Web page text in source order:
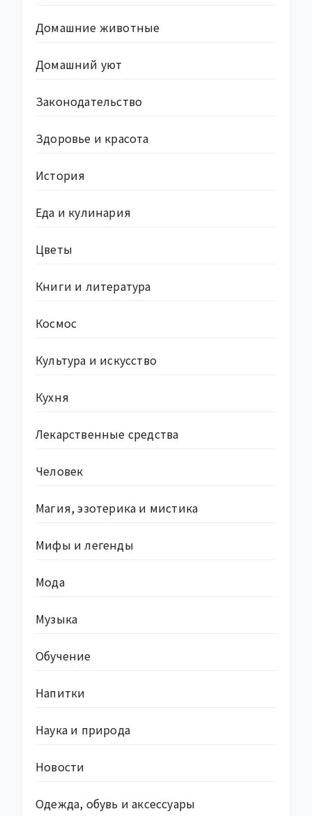
Домашние животные
Домашний уют
Законодательство
Здоровье и красота
История
Еда и кулинария
Цветы
Книги и литература
Космос
Культура и искусство
Кухня
Лекарственные средства
Человек
Магия, эзотерика и мистика
Мифы и легенды
Мода
Музыка
Обучение
Напитки
Наука и природа
Новости
Одежда, обувь и аксессуары